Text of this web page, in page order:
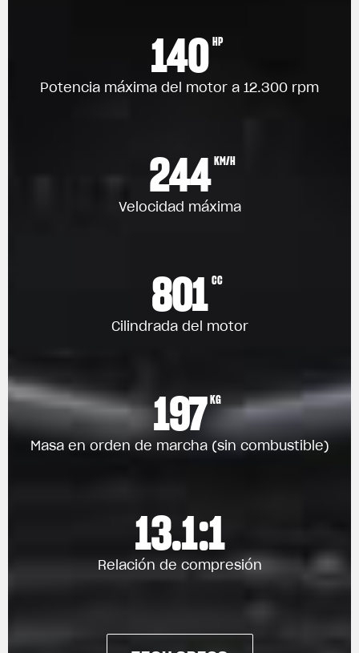
140 HP
Potencia máxima del motor a 12.300 rpm
244 KM/H
Velocidad máxima
801 CC
Cilindrada del motor
197 KG
Masa en orden de marcha (sin combustible)
13.1:1
Relación de compresión